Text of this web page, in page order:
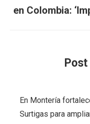
en Colombia:
En Montería
Surtigas para